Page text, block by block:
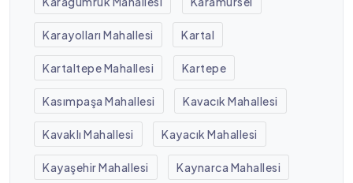
Karayolları Mahallesi Kartal
Kartaltepe Mahallesi Kartepe
Kasımpaşa Mahallesi Kavacık Mahallesi
Kavaklı Mahallesi Kayacık Mahallesi
Kayaşehir Mahallesi Kaynarca Mahallesi